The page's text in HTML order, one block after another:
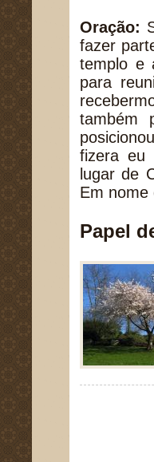
Oração:
fazer
templo e
para
também
fizera eu
lugar de
Em nome
Papel